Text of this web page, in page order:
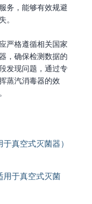
务，能够有效规避
。
严格遵循相关国家
，确保检测数据的
发现问题，通过专
蒸汽消毒器的效
真空式灭菌器）
用于真空式灭菌